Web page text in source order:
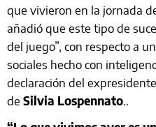
que vivieron en la jornada
añadió que este tipo de
del juego”, con respecto a
sociales hecho con
declaración del
de Silvia Lospennato..